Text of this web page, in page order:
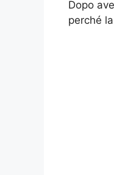
Dopo
perché